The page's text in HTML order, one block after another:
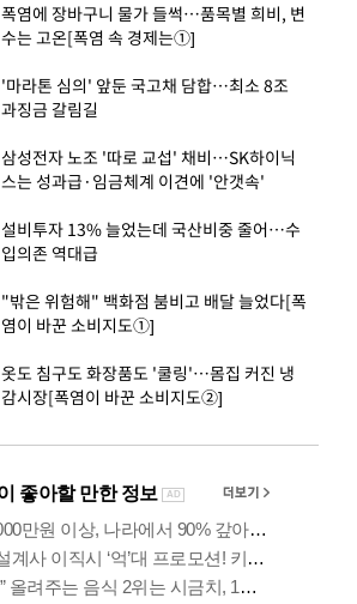
폭염에 장바구니 물가 들썩…품목별 희비, 변
수는 고온[폭염 속 경제는①]
'마라톤 심의' 앞둔 국고채 담합…최소 8조
과징금 갈림길
삼성전자 노조 '따로 교섭' 채비…SK하이닉
스는 성과급·임금체계 이견에 '안갯속'
설비투자 13% 늘었는데 국산비중 줄어…수
입의존 역대급
"밖은 위험해" 백화점 붐비고 배달 늘었다[폭
염이 바꾼 소비지도①]
옷도 침구도 화장품도 '쿨링'…몸집 커진 냉
감시장[폭염이 바꾼 소비지도②]